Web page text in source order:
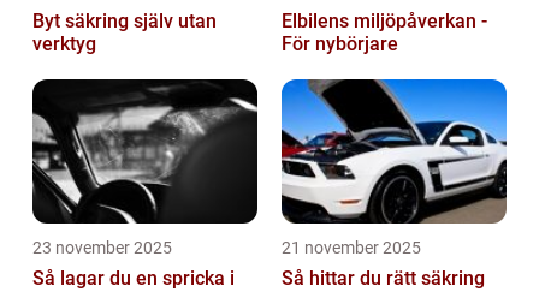
Byt säkring själv utan
verktyg
Elbilens miljöpåverkan -
För nybörjare
23 november 2025
Så lagar du en spricka i
21 november 2025
Så hittar du rätt säkring